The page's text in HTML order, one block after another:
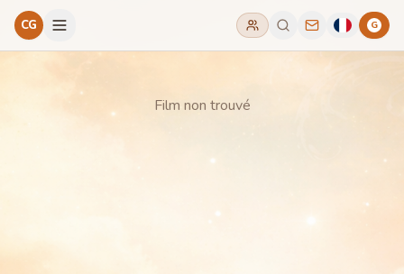
CG G
Film non trouvé